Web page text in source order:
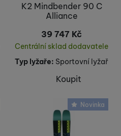
K2 Mindbender 90 C
Alliance
39 747 Kč
Centrální sklad dodavatele
Typ lyžaře: Sportovní lyžař
Koupit
Novinka